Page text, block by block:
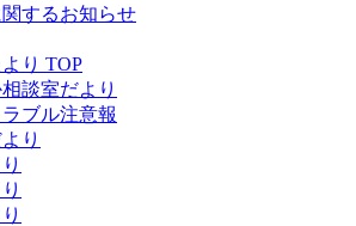
するお知らせ
り TOP
談室だより
ブル注意報
り